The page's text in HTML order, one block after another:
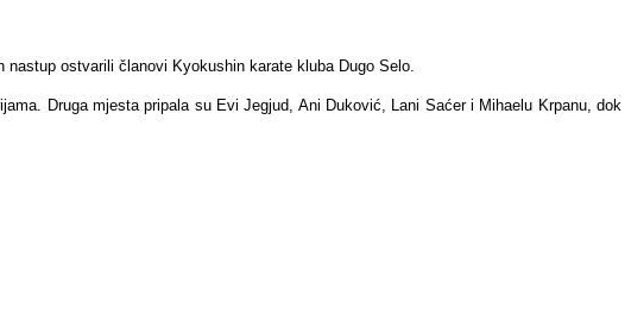
ostvarili članovi Kyokushin karate kluba Dugo Selo.
Druga mjesta pripala su Evi Jegjud, Ani Duković, Lani Saćer i Mihaelu Krpanu, dok